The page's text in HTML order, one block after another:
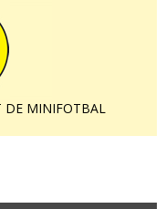
DE MINIFOTBAL